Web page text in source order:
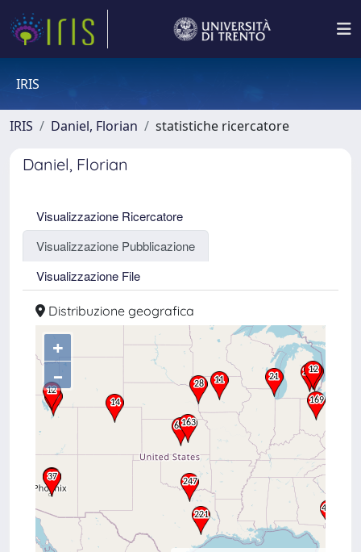
IRIS
IRIS Daniel, Florian statistiche ricercatore
Daniel, Florian
Visualizzazione Ricercatore
Visualizzazione Pubblicazione
Visualizzazione File
Distribuzione geografica
+
–